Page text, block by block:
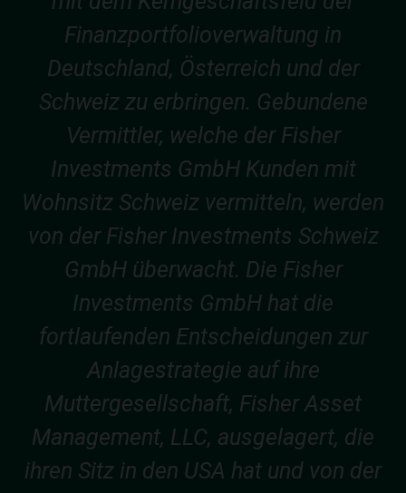
Finanzportfolioverwaltung in
Deutschland, Österreich und der
Schweiz zu erbringen. Gebundene
Vermittler, welche der Fisher
Investments GmbH Kunden mit
Wohnsitz Schweiz vermitteln, werden
von der Fisher Investments Schweiz
GmbH überwacht. Die Fisher
Investments GmbH hat die
fortlaufenden Entscheidungen zur
Anlagestrategie auf ihre
Muttergesellschaft, Fisher Asset
Management, LLC, ausgelagert, die
ihren Sitz in den USA hat und von der